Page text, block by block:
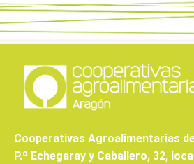
Cooperativas Agroalimentarias
P.º Echegaray y Caballero, 32,